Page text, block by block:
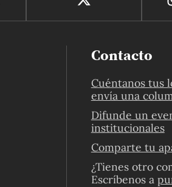
Contacto
Cuéntanos tus
envía una
Difunde un
institucionales
Comparte tu
¿Tienes otro
Escríbenos a